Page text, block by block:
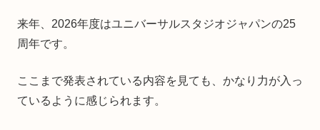
来年、2026年度はユニバーサルスタジオジャパンの25
周年です。
ここまで発表されている内容を見ても、かなり力が入っ
ているように感じられます。